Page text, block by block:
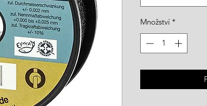
Množství *